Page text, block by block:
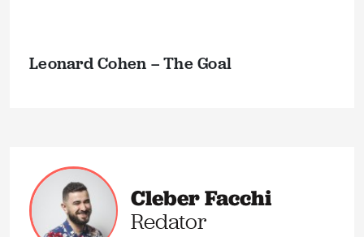
Leonard Cohen – The Goal
Cleber Facchi
Redator